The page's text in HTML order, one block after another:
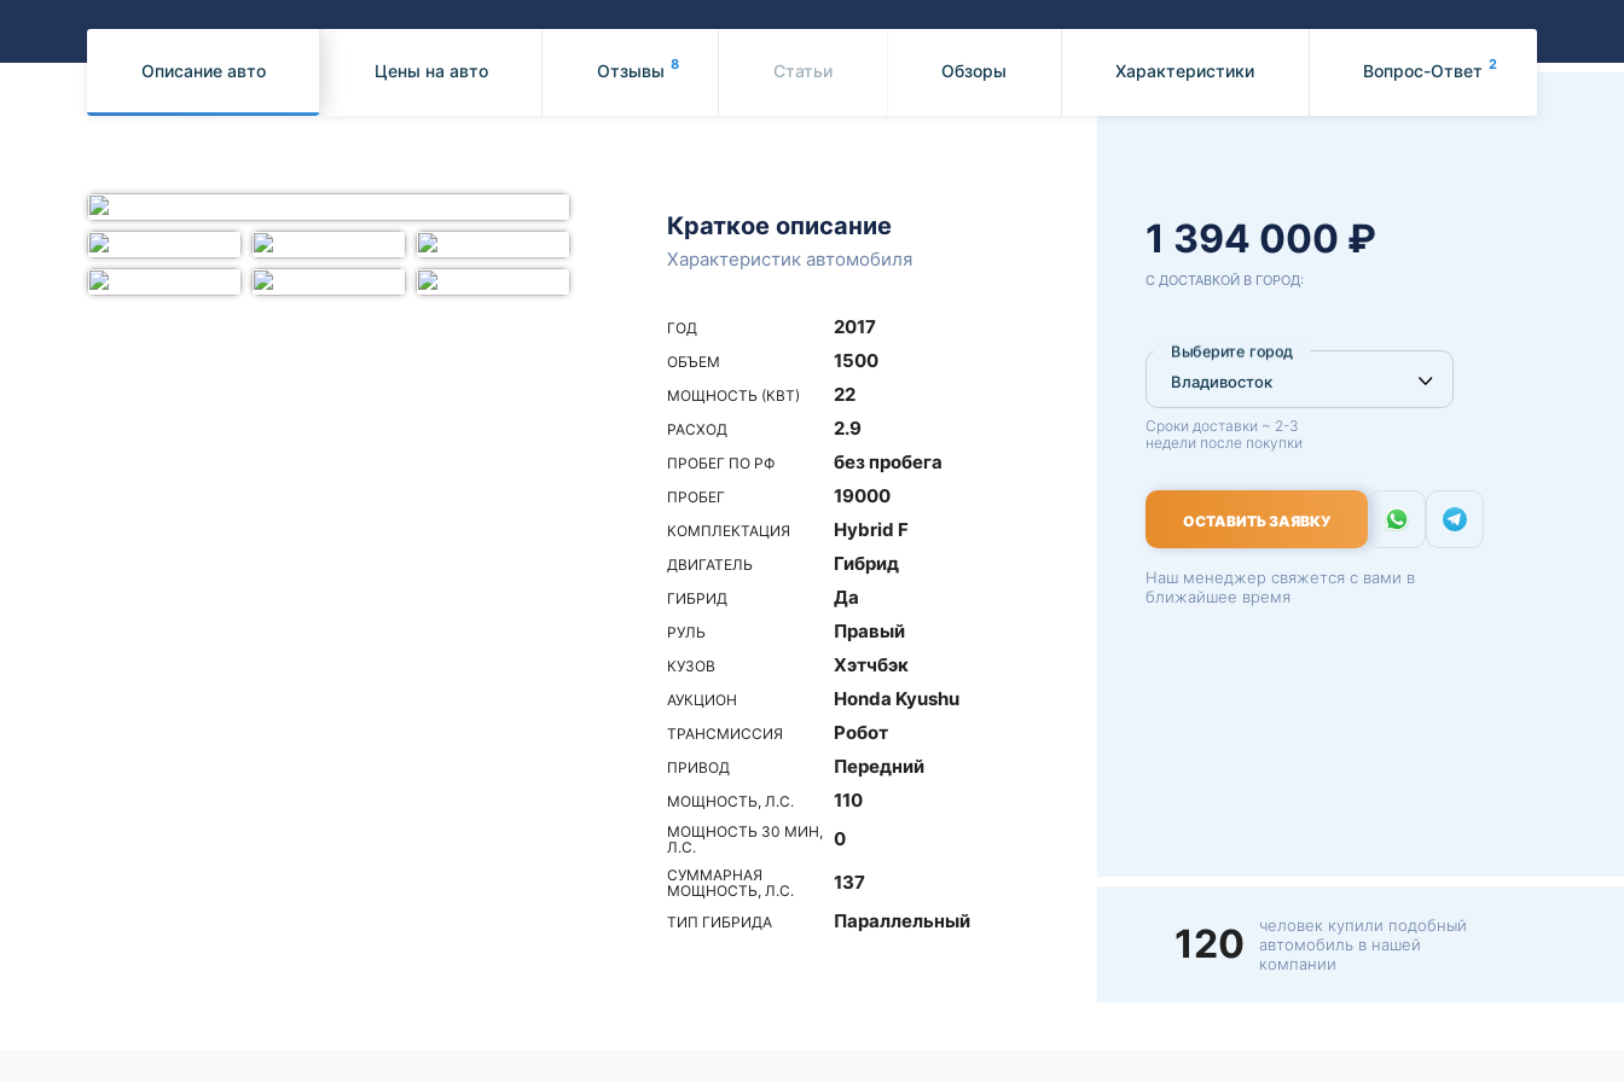
Subaru
Описание авто Цены на авто Отзывы 8 Статьи Обзоры Характеристики Вопрос-Ответ 2
Краткое описание
Характеристик автомобиля
ГОД 2017
ОБЪЕМ 1500
МОЩНОСТЬ (КВТ) 22
РАСХОД 2.9
ПРОБЕГ ПО РФ без пробега
ПРОБЕГ 19000
КОМПЛЕКТАЦИЯ Hybrid F
ДВИГАТЕЛЬ Гибрид
ГИБРИД Да
РУЛЬ Правый
КУЗОВ Хэтчбэк
АУКЦИОН Honda Kyushu
ТРАНСМИССИЯ Робот
ПРИВОД Передний
МОЩНОСТЬ, Л.С. 110
МОЩНОСТЬ 30 МИН,
Л.С.
0
СУММАРНАЯ
МОЩНОСТЬ, Л.С.
137
ТИП ГИБРИДА Параллельный
1 394 000 ₽
С ДОСТАВКОЙ В ГОРОД:
Выберите город
Сроки доставки ~ 2-3
недели после покупки
ОСТАВИТЬ ЗАЯВКУ
Наш менеджер свяжется с вами в
ближайшее время
120
человек купили подобный
автомобиль в нашей
компании